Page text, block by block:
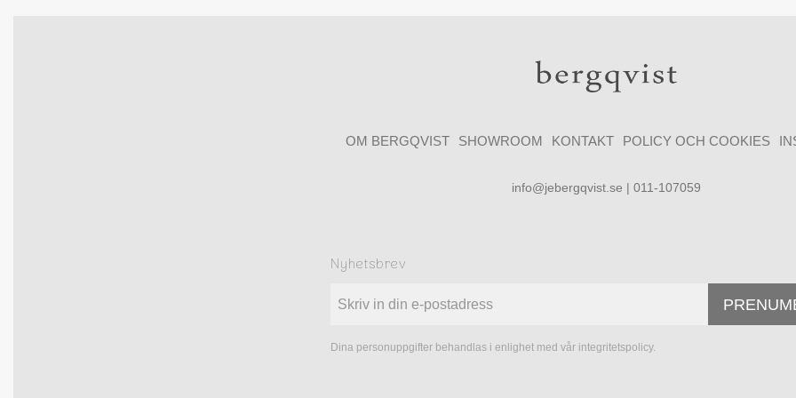
OM BERGQVIST SHOWROOM KONTAKT POLICY OCH COOKIES
info@jebergqvist.se | 011-107059
Nyhetsbrev
Dina personuppgifter behandlas i enlighet med vår integritetspolicy.